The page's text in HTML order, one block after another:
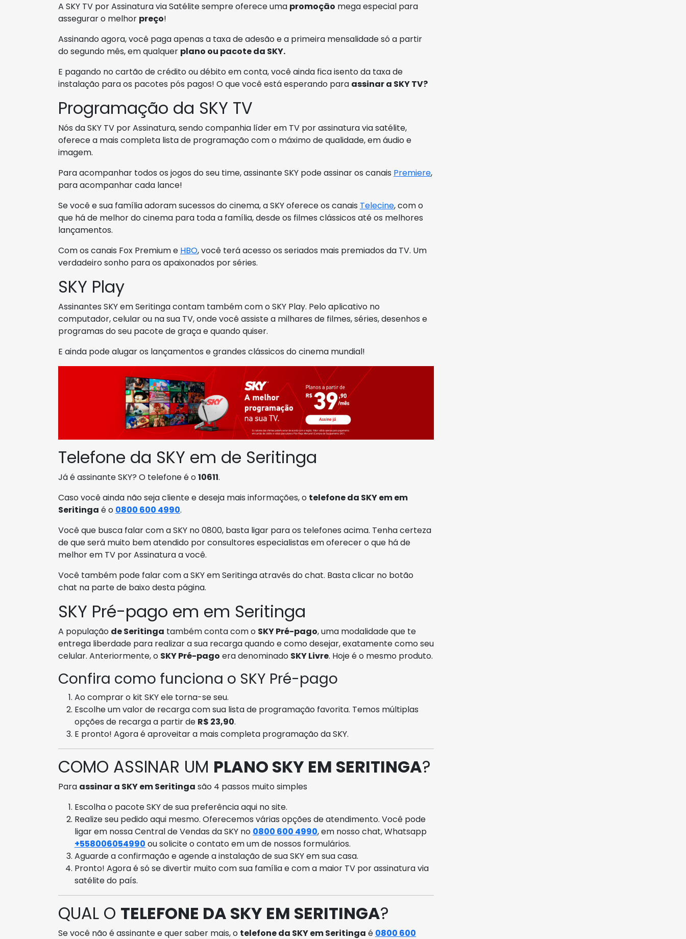
A SKY TV por Assinatura via Satélite sempre oferece uma promoção mega especial para
assegurar o melhor preço!
Assinando agora, você paga apenas a taxa de adesão e a primeira mensalidade só a partir
do segundo mês, em qualquer plano ou pacote da SKY.
E pagando no cartão de crédito ou débito em conta, você ainda fica isento da taxa de
instalação para os pacotes pós pagos! O que você está esperando para assinar a SKY TV?
Programação da SKY TV
Nós da SKY TV por Assinatura, sendo companhia líder em TV por assinatura via satélite,
oferece a mais completa lista de programação com o máximo de qualidade, em áudio e
imagem.
Para acompanhar todos os jogos do seu time, assinante SKY pode assinar os canais Premiere,
para acompanhar cada lance!
Se você e sua família adoram sucessos do cinema, a SKY oferece os canais Telecine, com o
que há de melhor do cinema para toda a família, desde os filmes clássicos até os melhores
lançamentos.
Com os canais Fox Premium e HBO, você terá acesso os seriados mais premiados da TV. Um
verdadeiro sonho para os apaixonados por séries.
SKY Play
Assinantes SKY em Seritinga contam também com o SKY Play. Pelo aplicativo no
computador, celular ou na sua TV, onde você assiste a milhares de filmes, séries, desenhos e
programas do seu pacote de graça e quando quiser.
E ainda pode alugar os lançamentos e grandes clássicos do cinema mundial!
Telefone da SKY em de Seritinga
Já é assinante SKY? O telefone é o10611.
Caso você ainda não seja cliente e deseja mais informações, o telefone da SKY em em
Seritinga é o 0800 600 4990.
Você que busca falar com a SKY no 0800, basta ligar para os telefones acima. Tenha certeza
de que será muito bem atendido por consultores especialistas em oferecer o que há de
melhor em TV por Assinatura a você.
Você também pode falar com a SKY em Seritinga através do chat. Basta clicar no botão
chat na parte de baixo desta página.
SKY Pré-pago em em Seritinga
A população de Seritinga também conta com o SKY Pré-pago, uma modalidade que te
entrega liberdade para realizar a sua recarga quando e como desejar, exatamente como seu
celular. Anteriormente, o SKY Pré-pago era denominado SKY Livre. Hoje é o mesmo produto.
Confira como funciona o SKY Pré-pago
Ao comprar o kit SKY ele torna-se seu.
Escolhe um valor de recarga com sua lista de programação favorita. Temos múltiplas
opções de recarga a partir de R$ 23,90.
E pronto! Agora é aproveitar a mais completa programação da SKY.
COMO ASSINAR UM PLANO SKY EM SERITINGA?
Para assinar a SKY em Seritinga são 4 passos muito simples
Escolha o pacote SKY de sua preferência aqui no site.
Realize seu pedido aqui mesmo. Oferecemos várias opções de atendimento. Você pode
ligar em nossa Central de Vendas da SKY no 0800 600 4990, em nosso chat, Whatsapp
+558006054990 ou solicite o contato em um de nossos formulários.
Aguarde a confirmação e agende a instalação de sua SKY em sua casa.
Pronto! Agora é só se divertir muito com sua família e com a maior TV por assinatura via
satélite do país.
QUAL O TELEFONE DA SKY EM SERITINGA?
Se você não é assinante e quer saber mais, o telefone da SKY em Seritinga é 0800 600